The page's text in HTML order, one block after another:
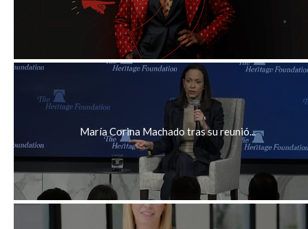
María Corina Machado tras su reunió...